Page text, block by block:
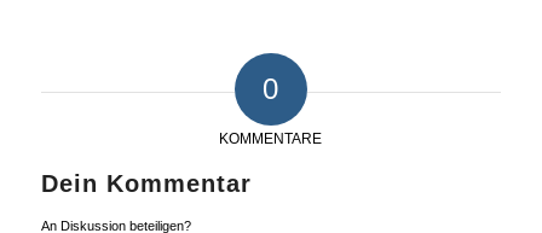
0
KOMMENTARE
Dein Kommentar
An Diskussion beteiligen?